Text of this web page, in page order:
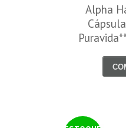
Alpha